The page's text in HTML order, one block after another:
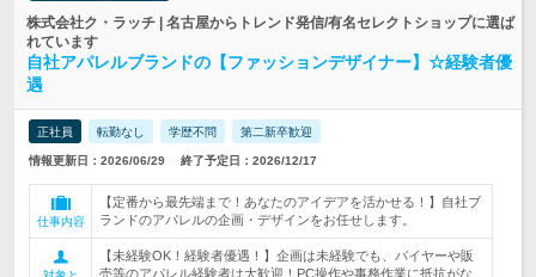
株式会社ク・ラッチ | 名古屋からトレンド発信/有名セレクトショップに選ば
れています
自社アパレルブランドの【ファッションデザイナー】☆経験者優
遇
正社員 転勤なし 学歴不問 第二新卒歓迎
情報更新日：2026/06/29 終了予定日：2026/12/17
仕事内容
【定番から最先端まで！あなたのアイデアを活かせる！】自社ブ
ランドのアパレルの企画・デザインをお任せします。
【未経験OK！経験者優遇！】企画は未経験でも、バイヤーや販
売等のアパレル経験者は大歓迎！PC操作や事務作業に抵抗がな